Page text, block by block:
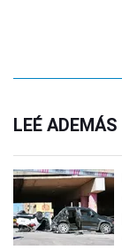
LEÉ ADEMÁS